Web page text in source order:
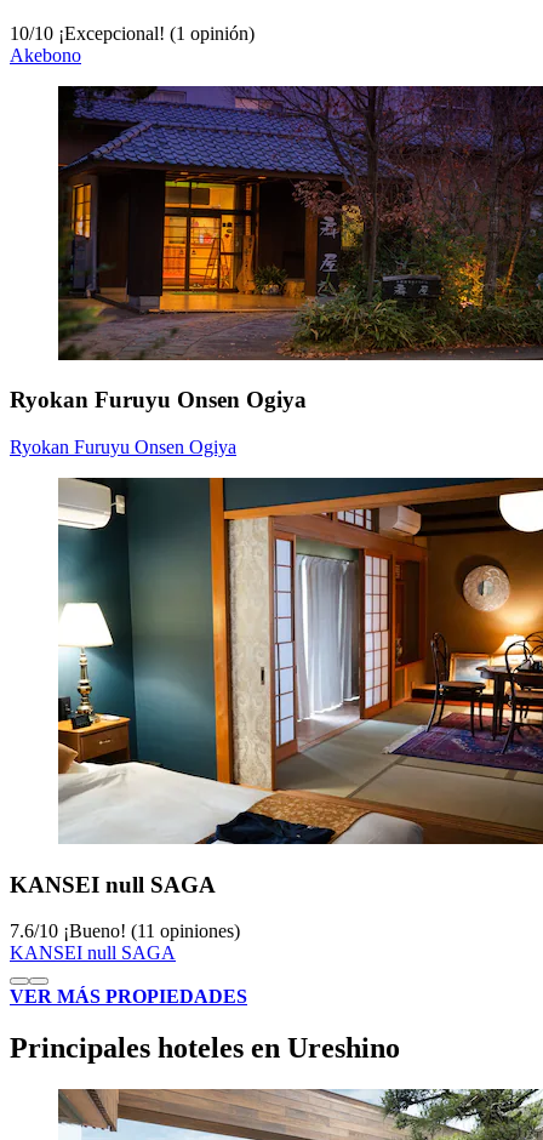
10/10 ¡Excepcional! (1 opinión)
Akebono
Ryokan Furuyu Onsen Ogiya
Ryokan Furuyu Onsen Ogiya
KANSEI null SAGA
7.6/10 ¡Bueno! (11 opiniones)
KANSEI null SAGA
VER MÁS PROPIEDADES
Principales hoteles en Ureshino